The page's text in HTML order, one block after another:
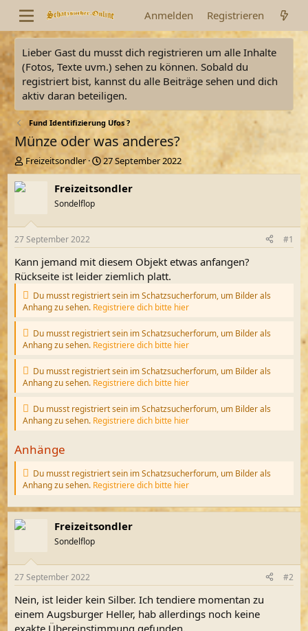
Anmelden Registrieren
Lieber Gast du musst dich registrieren um alle Inhalte
(Fotos, Texte uvm.) sehen zu können. Sobald du
registriert bist, kannst du alle Beiträge sehen und dich
aktiv daran beteiligen.
Fund Identifizierung Ufos ?
Münze oder was anderes?
E
r
s
l
e
r
Freizeitsondler
E
r
s
t
a
m
27 September 2022
Freizeitsondler
Sondelflop
27 September 2022 #1
Kann jemand mit diesem Objekt etwas anfangen?
Rückseite ist leider ziemlich platt.
Du musst registriert sein im Schatzsucherforum, um Bilder als
Anhang zu sehen. Registriere dich bitte hier
Du musst registriert sein im Schatzsucherforum, um Bilder als
Anhang zu sehen. Registriere dich bitte hier
Du musst registriert sein im Schatzsucherforum, um Bilder als
Anhang zu sehen. Registriere dich bitte hier
Du musst registriert sein im Schatzsucherforum, um Bilder als
Anhang zu sehen. Registriere dich bitte hier
Anhänge
Du musst registriert sein im Schatzsucherforum, um Bilder als
Anhang zu sehen. Registriere dich bitte hier
Freizeitsondler
Sondelflop
27 September 2022 #2
Nein, ist leider kein Silber. Ich tendiere momentan zu
einem Augsburger Heller, hab allerdings noch keine
exakte Übereinstimmung gefunden.